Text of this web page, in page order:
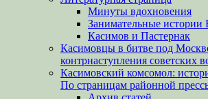
Минуты вдохновения
Занимательные истории
Касимов и Пастернак
Касимовцы в битве под
контрнаступления советских
Касимовский комсомол:
По страницам районной